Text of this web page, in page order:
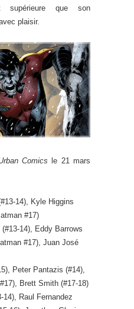
supérieure que son
plaisir.
Comics le 21 mars
14), Kyle Higgins
#17)
14), Eddy Barrows
#17), Juan José
Peter Pantazis (#14),
Brett Smith (#17-18)
14), Raul Fernandez